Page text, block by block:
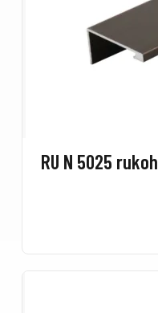
RU N 5025